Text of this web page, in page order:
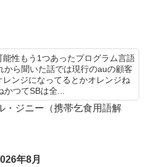
性もう1つあったプログラム言語
から聞いた話では現行のauの顧客
ンジになってるとかオレンジね
つてSBは全...
・ジニー（携帯乞食用語解
年8月